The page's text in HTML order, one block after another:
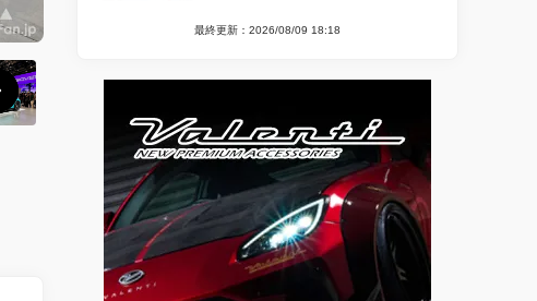
最終更新：2026/08/09 18:18